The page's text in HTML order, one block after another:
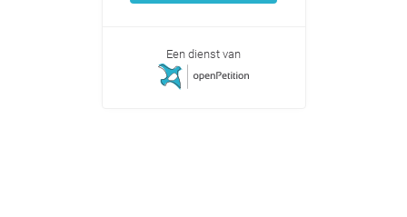
Een dienst van